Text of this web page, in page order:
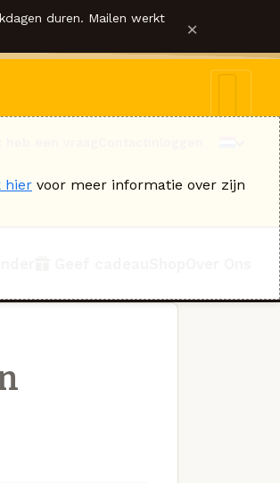
duren. Mailen werkt ×
hier voor meer informatie over zijn